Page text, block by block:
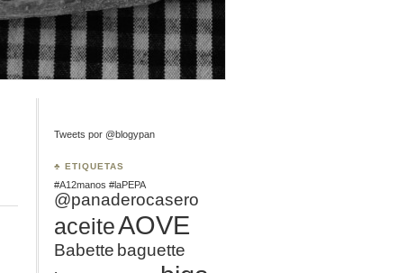
Tweets por @blogypan
♣ ETIQUETAS
#A12manos #laPEPA
@panaderocasero
aceiteAOVE
Babette baguette